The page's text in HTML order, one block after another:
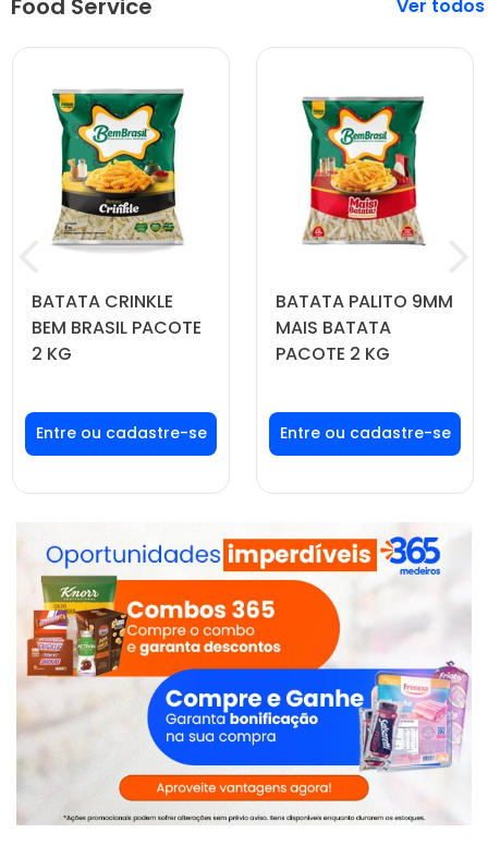
Food Service
BATATA CRINKLE
BEM BRASIL PACOTE
2 KG
Faça seu login ou
cadastre-se para
ver preços e
BATATA PALITO 9MM
MAIS BATATA
PACOTE 2 KG
Faça seu login ou
cadastre-se para
ver preços e